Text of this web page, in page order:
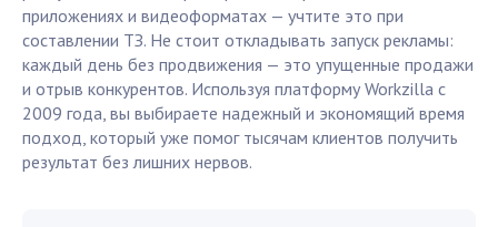
приложениях и видеоформатах — учтите это при
составлении ТЗ. Не стоит откладывать запуск рекламы:
каждый день без продвижения — это упущенные продажи
и отрыв конкурентов. Используя платформу Workzilla с
2009 года, вы выбираете надежный и экономящий время
подход, который уже помог тысячам клиентов получить
результат без лишних нервов.